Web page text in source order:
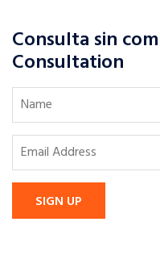
Consulta sin
Consultation
SIGN UP